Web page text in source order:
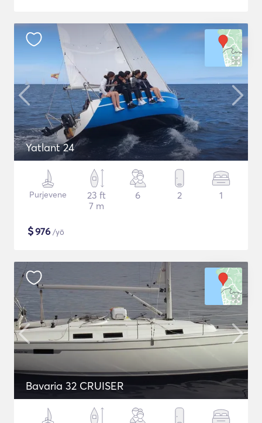
Yatlant 24
Purjevene
23 ft
7 m
6 2 1
$976 /yö
Bavaria 32 CRUISER